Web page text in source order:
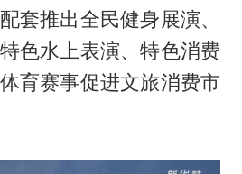
套推出全民健身展演、
色水上表演、特色消费
育赛事促进文旅消费市